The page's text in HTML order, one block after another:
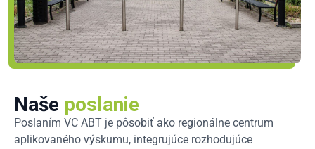
Naše poslanie
Poslaním VC ABT je pôsobiť ako regionálne centrum
aplikovaného výskumu, integrujúce rozhodujúce